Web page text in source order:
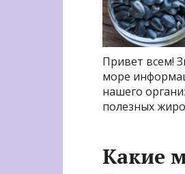
Привет всем!
море
нашего
полезных
Какие